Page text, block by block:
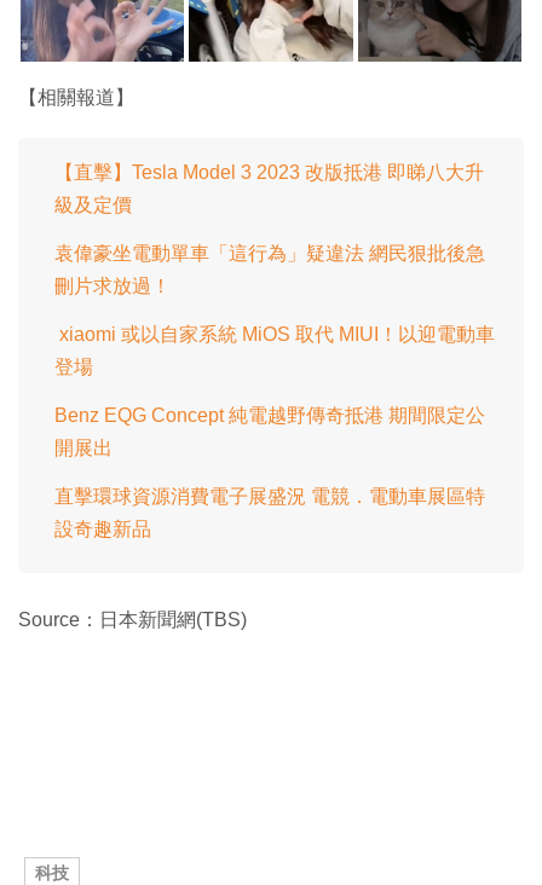
【相關報道】
【直擊】Tesla Model 3 2023 改版抵港 即睇八大升
級及定價
袁偉豪坐電動單車「這行為」疑違法 網民狠批後急
刪片求放過！
xiaomi 或以自家系統 MiOS 取代 MIUI！以迎電動車
登場
Benz EQG Concept 純電越野傳奇抵港 期間限定公
開展出
直擊環球資源消費電子展盛況 電競．電動車展區特
設奇趣新品
Source：日本新聞網(TBS)
科技